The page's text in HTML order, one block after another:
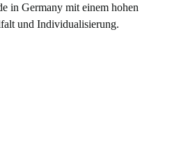
in Germany mit einem hohen
und Individualisierung.